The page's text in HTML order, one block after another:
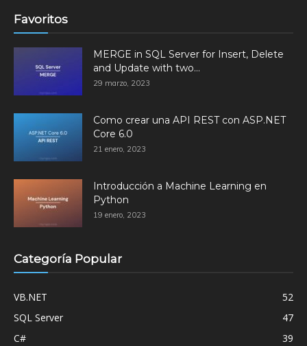
Favoritos
MERGE in SQL Server for Insert, Delete
and Update with two...
29 marzo, 2023
Como crear una API REST con ASP.NET
Core 6.0
21 enero, 2023
Introducción a Machine Learning en
Python
19 enero, 2023
Categoría Popular
VB.NET
52
SQL Server
47
C#
39